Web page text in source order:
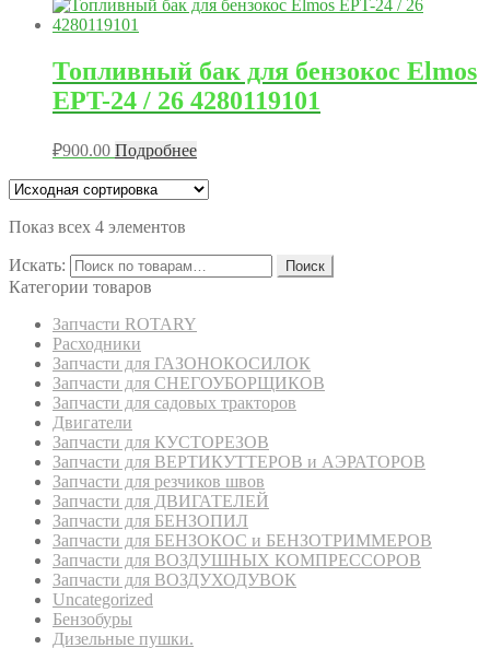
Топливный бак для бензокос Elmos
EPT-24 / 26 4280119101
₽900.00 Подробнее
Показ всех 4 элементов
Искать: Поиск
Категории товаров
Запчасти ROTARY
Расходники
Запчасти для ГАЗОНОКОСИЛОК
Запчасти для СНЕГОУБОРЩИКОВ
Запчасти для садовых тракторов
Двигатели
Запчасти для КУСТОРЕЗОВ
Запчасти для ВЕРТИКУТТЕРОВ и АЭРАТОРОВ
Запчасти для резчиков швов
Запчасти для ДВИГАТЕЛЕЙ
Запчасти для БЕНЗОПИЛ
Запчасти для БЕНЗОКОС и БЕНЗОТРИММЕРОВ
Запчасти для ВОЗДУШНЫХ КОМПРЕССОРОВ
Запчасти для ВОЗДУХОДУВОК
Uncategorized
Бензобуры
Дизельные пушки.